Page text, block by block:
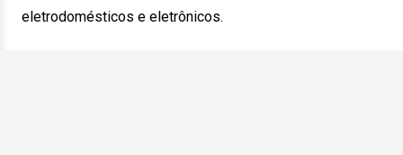
eletrodomésticos e eletrônicos.